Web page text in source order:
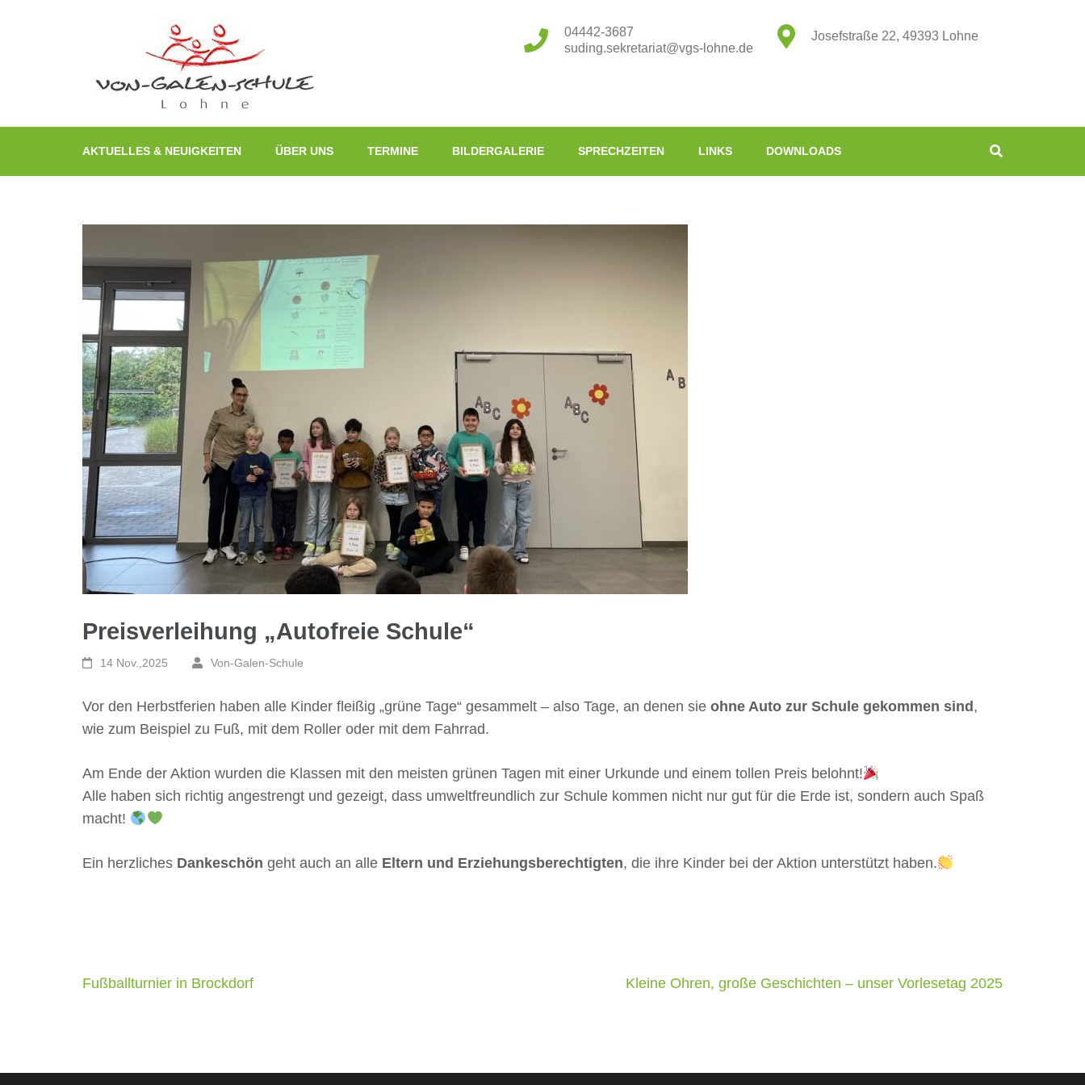
Josefstraße 22, 49393 Lohne
04442-3687
suding.sekretariat@vgs-lohne.de
AKTUELLES & NEUIGKEITEN ÜBER UNS TERMINE BILDERGALERIE SPRECHZEITEN LINKS DOWNLOADS
Preisverleihung „Autofreie Schule“
14 Nov.,2025 Von-Galen-Schule
Vor den Herbstferien haben alle Kinder fleißig „grüne Tage“ gesammelt – also Tage, an denen sie ohne Auto zur Schule gekommen sind ,
wie zum Beispiel zu Fuß, mit dem Roller oder mit dem Fahrrad.
Am Ende der Aktion wurden die Klassen mit den meisten grünen Tagen mit einer Urkunde und einem tollen Preis belohnt!
Alle haben sich richtig angestrengt und gezeigt, dass umweltfreundlich zur Schule kommen nicht nur gut für die Erde ist, sondern auch Spaß
macht!
Ein herzliches Dankeschön geht auch an alle Eltern und Erziehungsberechtigten, die ihre Kinder bei der Aktion unterstützt haben.
Beitragsnavigation
Fußballturnier in Brockdorf Kleine Ohren, große Geschichten – unser Vorlesetag 2025